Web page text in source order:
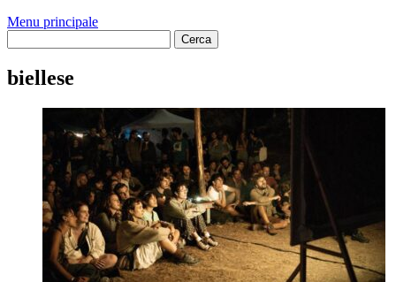
Menu principale
biellese